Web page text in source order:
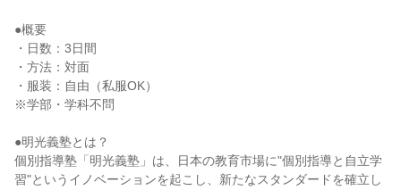
●概要
・日数：3日間
・方法：対面
・服装：自由（私服OK）
※学部・学科不問
●明光義塾とは？
個別指導塾「明光義塾」は、日本の教育市場に"個別指導と自立学
習"というイノベーションを起こし、新たなスタンダードを確立し